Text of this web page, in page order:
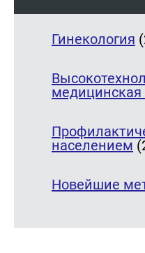
Гинекология
населением
Новейшие